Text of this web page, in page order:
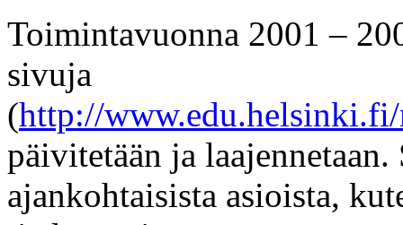
Toimintavuonna 2001 –
sivuja
(http://
päivitetään ja
ajankohtaisista asioista,